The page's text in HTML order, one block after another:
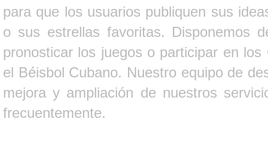
para que los usuarios publiquen sus
o sus estrellas favoritas. Disponemos
pronosticar los juegos o participar en
el Béisbol Cubano. Nuestro equipo de
mejora y ampliación de nuestros
frecuentemente.